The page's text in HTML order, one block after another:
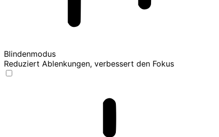
Blindenmodus
Reduziert Ablenkungen, verbessert den Fokus